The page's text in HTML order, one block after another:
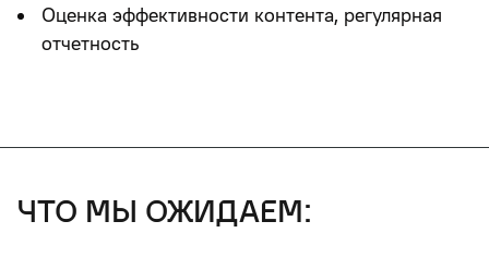
Оценка эффективности контента, регулярная
отчетность
что мы ожидаем: